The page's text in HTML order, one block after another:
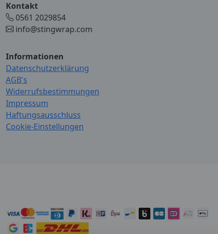
Kontakt
0561 2029854
info@stingwrap.com
Informationen
Datenschutzerklärung
AGB's
Widerrufsbestimmungen
Impressum
Haftungsausschluss
Cookie-Einstellungen